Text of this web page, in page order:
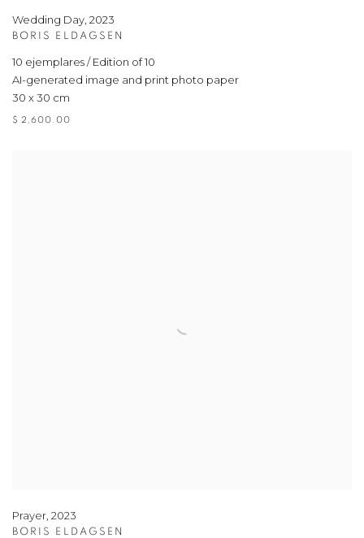
Wedding Day 2023
BORIS ELDAGSEN
10 ejemplares / Edition of 10
AI-generated image and print photo paper
30 x 30 cm
$ 2,600.00
Prayer 2023
BORIS ELDAGSEN